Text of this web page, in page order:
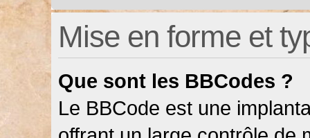
Mise en forme et
Que sont les BBCodes ?
Le BBCode est une